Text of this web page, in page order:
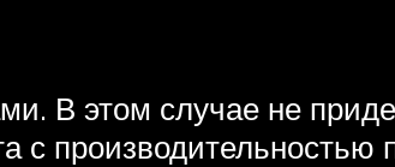
В этом случае не
с производительностью